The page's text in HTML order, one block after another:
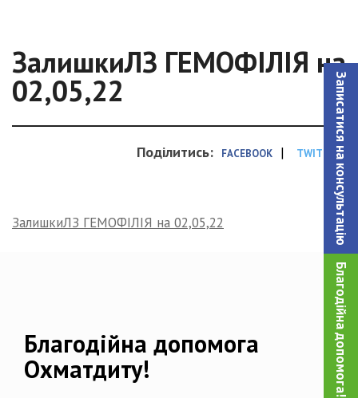
Записатися на консультацiю
Благодійна допомога!
ЗалишкиЛЗ ГЕМОФІЛІЯ на
02,05,22
Поділитись: FACEBOOK | TWITTER
ЗалишкиЛЗ ГЕМОФІЛІЯ на 02,05,22
Благодійна допомога
Охматдиту!